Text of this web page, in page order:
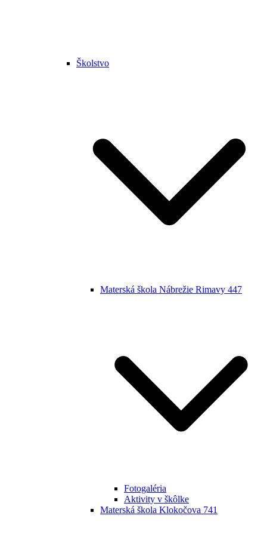
Školstvo
Materská škola Nábrežie Rimavy 447
Fotogaléria
Aktivity v škôlke
Materská škola Klokočova 741